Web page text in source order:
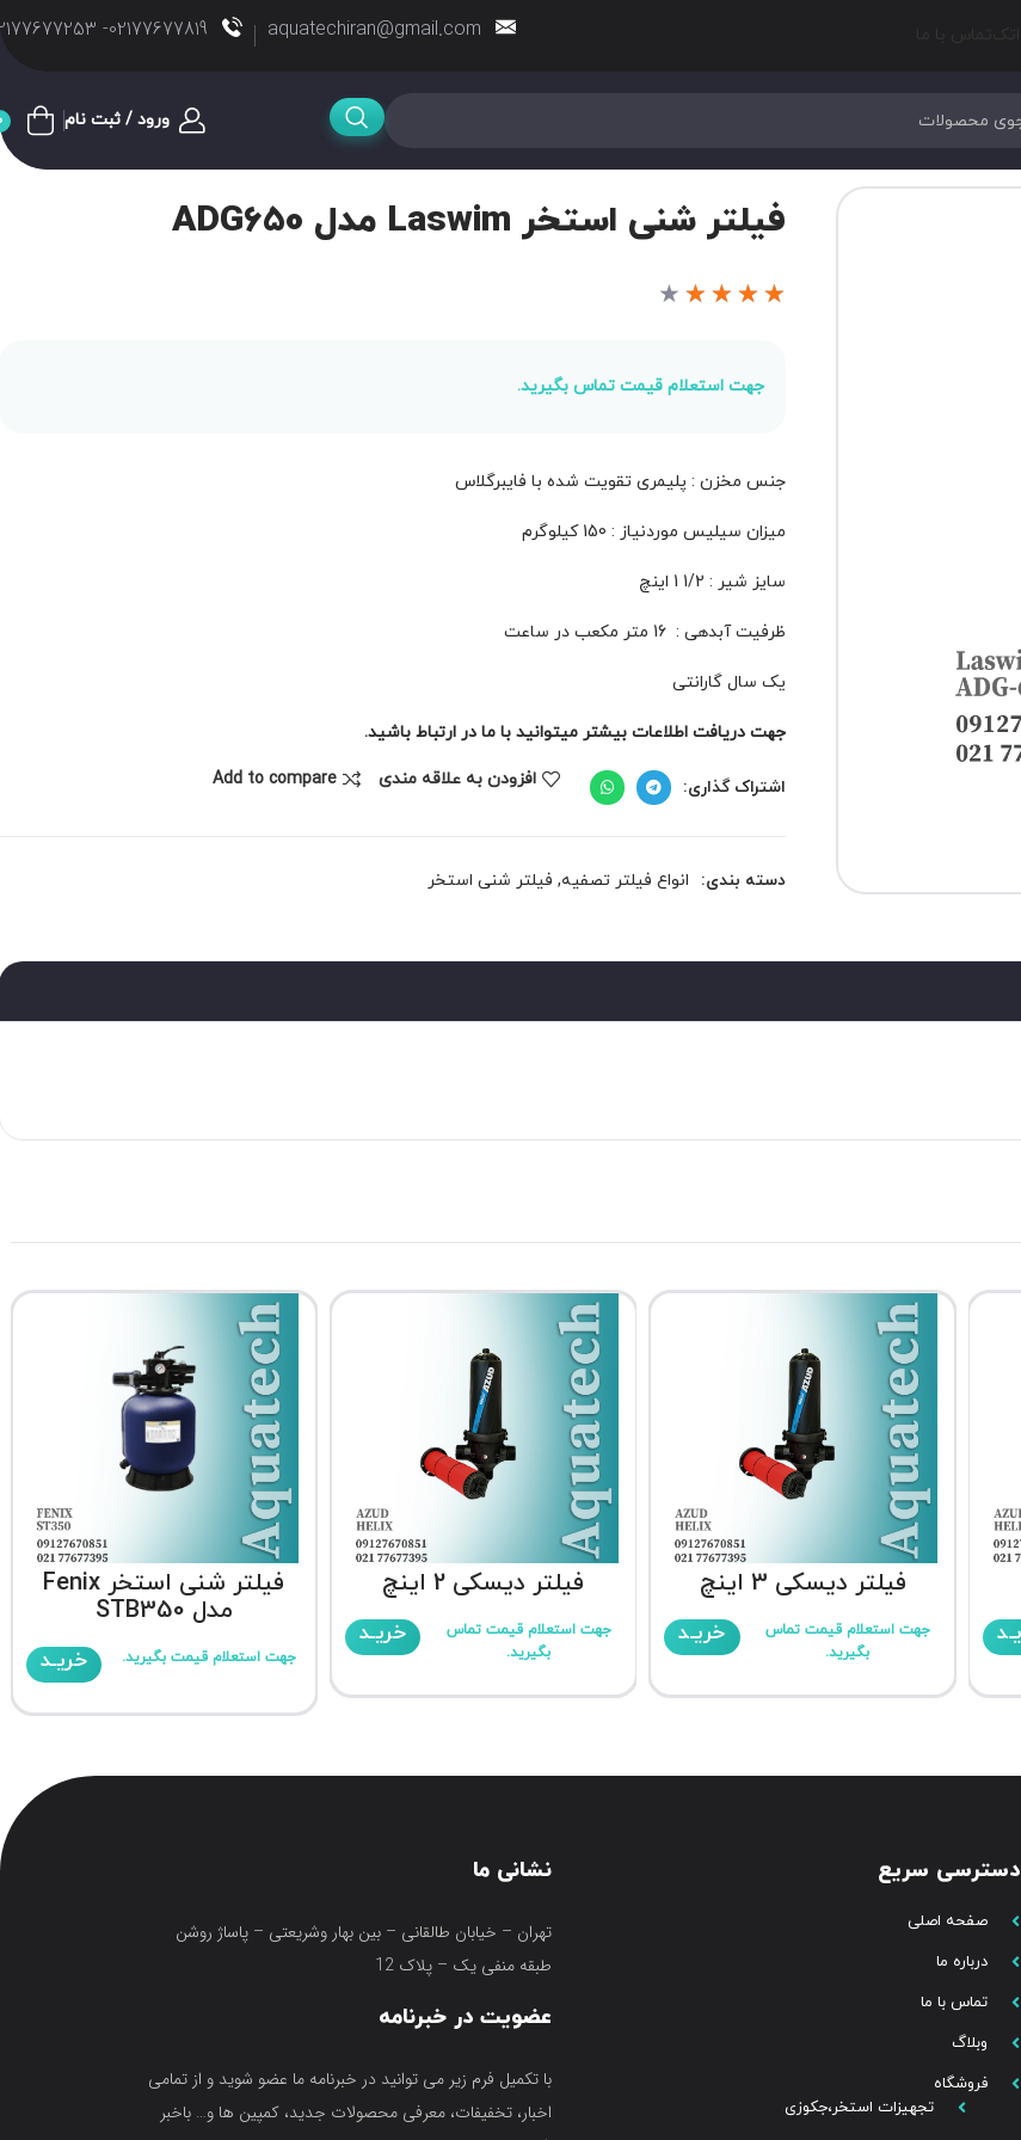
aquatechiran@gmail.com
02177677819- 02177677253
ورود / ثبت نام
فیلتر شنی استخر Laswim مدل ADG650
★
★
★
★
★
جهت استعلام قیمت تماس بگیرید.
جنس مخزن : پلیمری تقویت شده با فایبرگلاس
میزان سیلیس موردنیاز : 150 کیلوگرم
سایز شیر : 1/2 1 اینچ
ظرفیت آبدهی : 16 متر مکعب در ساعت
یک سال گارانتی
جهت دریافت اطلاعات بیشتر میتوانید با ما در ارتباط باشید.
اشتراک گذاری: افزودن به علاقه مندی Add to compare
دسته بندی: انواع فیلتر تصفیه, فیلتر شنی استخر
فیلتر دیسکی 3 اینچ
جهت استعلام قیمت تماس
بگیرید.
خریـد
فیلتر دیسکی 2 اینچ
جهت استعلام قیمت تماس
بگیرید.
خریـد
فیلتر شنی استخر Fenix
مدل STB350
جهت استعلام قیمت بگیرید. خریـد
دسترسی سریع
صفحه اصلی
درباره ما
تماس با ما
وبلاگ
فروشگاه
تجهیزات استخر،جکوزی
نشانی ما
تهران – خیابان طالقانی – بین بهار وشریعتی – پاساژ روشن
طبقه منفی یک – پلاک 12
عضویت در خبرنامه
با تکمیل فرم زیر می توانید در خبرنامه ما عضو شوید و از تمامی
اخبار، تخفیفات، معرفی محصولات جدید، کمپین ها و… باخبر